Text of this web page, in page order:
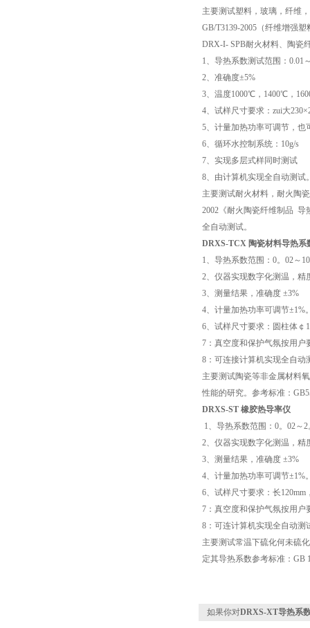
主要测试塑料，玻璃，纤维
GB/T3139-2005 （纤维增强
DRX-I- SPB耐火材料、陶瓷
1、导热系数测试范围： 0.01
2、准确度±5%
3、温度1000℃ ， 1400℃ ，
4、试样尺寸要求：zui大
5、计量加热功率可调节，也
6、循环水控制系统： 10g/s
7、实现多层式样同时测试
8、由计算机实现全自动测试
主要测试耐火材料，耐火陶
2002 《耐火陶瓷纤维制品 导
全自动测试。
DRXS-TCX 陶瓷材料导热系
1、导热系数范围： 0。 02～
2、仪器实现数字化测温，精
3、测量结果，准确度 ±3%
4、计量加热功率可调节±1%
6、试样尺寸要求：圆柱体￠
7 ：真空度和保护气氛按用户
8 ：可连接计算机实现全自动
主要测试陶瓷等非金属材料
性能的研究。参考标准：
DRXS-ST 橡胶热导率仪
1、导热系数范围： 0。 02～2
2、仪器实现数字化测温，精
3、测量结果，准确度 ±3%
4、计量加热功率可调节±1%
6、试样尺寸要求：长120mm
7 ：真空度和保护气氛按用户
8 ：可连计算机实现全自动测
主要测试常温下硫化何未硫
定其导热系数参考标准： GB
如果你对DRXS-XT导热系